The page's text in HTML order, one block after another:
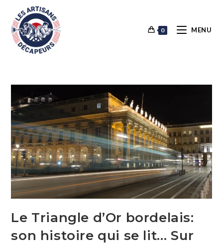
content
0 MENU
Le Triangle d’Or bordelais:
son histoire qui se lit… Sur